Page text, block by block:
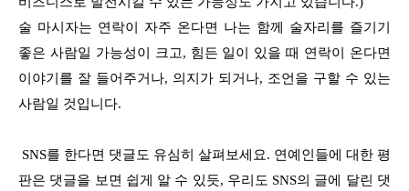
술 마시자는 연락이 자주 온다면 나는 함께 술자리를 즐기기
좋은 사람일 가능성이 크고, 힘든 일이 있을 때 연락이 온다면
이야기를 잘 들어주거나, 의지가 되거나, 조언을 구할 수 있는
사람일 것입니다.
SNS를 한다면 댓글도 유심히 살펴보세요. 연예인들에 대한 평
판은 댓글을 보면 쉽게 알 수 있듯, 우리도 SNS의 글에 달린 댓